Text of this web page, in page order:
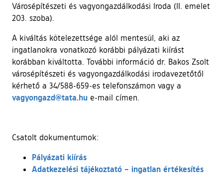
Városépítészeti és vagyongazdálkodási Iroda (II. emelet
203. szoba).
A kiváltás kötelezettsége alól mentesül, aki az
ingatlanokra vonatkozó korábbi pályázati kiírást
korábban kiváltotta. További információ dr. Bakos Zsolt
városépítészeti és vagyongazdálkodási irodavezetőtől
kérhető a 34/588-659-es telefonszámon vagy a
vagyongazd@tata.hu e-mail címen.
Csatolt dokumentumok:
Pályázati kiírás
Adatkezelési tájékoztató – ingatlan értékesítés